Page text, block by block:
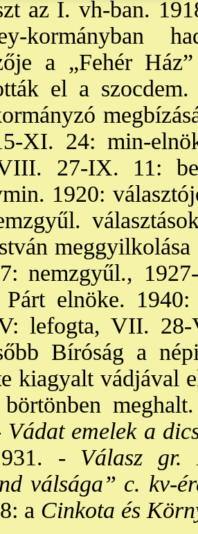
az I. vh-ban.
kormányban
a „Fehér
el a
XI. 24: min-
27-IX. 11:
1920:
nemzgyűl.,
Párt elnöke.
lefogta, VII.
Bíróság a
kiagyalt vádjával
Vádat emelek a
- Válasz gr.
válsága” c. kv-
a Cinkota és